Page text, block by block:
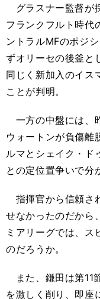
グラスナー監督が
フランクフルト時代
ントラルMFのポジ
ずオリーセの後釜と
同じく新加入のイス
ことが判明。
一方の中盤には、
ウォートンが負傷離
ルマとシェイク・ド
との定位置争いで分
指揮官から信頼さ
せなかったのだから
ミアリーグでは、ス
のだろうか。
また、鎌田は第11
を激しく削り、即座